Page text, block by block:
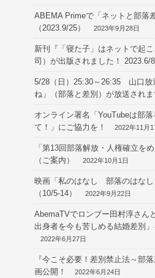
ABEMA Primeで「ネットと部落
（2023.9/25）
2023年9月28日
新刊『「寝た子」はネットで起
司）が出版されました！ 2023.6/8
5/28（日）25:30～26:35 山口放
ね」（部落と差別）が放送されま
オンライン署名「YouTubeは部
て！」にご協力を！
2022年11月
「第13回部落解放・人権確立を
（ご案内）
2022年10月1日
映画「私のはなし 部落のはなし
（10/5-14）
2022年9月22日
AbemaTVでロンブー田村淳さん
出身者を今も苦しめる結婚差別」
2022年6月27日
『今こそ必要！差別禁止法～部
画公開！
2022年6月24日